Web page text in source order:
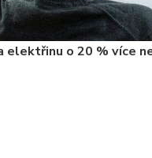
elektřinu o 20 % více